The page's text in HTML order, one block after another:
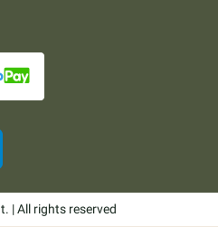
| All rights reserved